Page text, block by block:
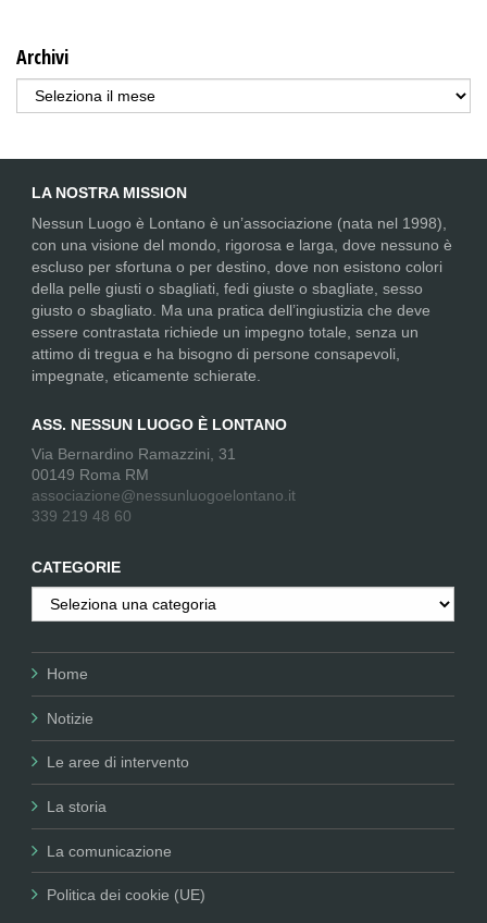
Archivi
Archivi
LA NOSTRA MISSION
Nessun Luogo è Lontano è un’associazione (nata nel 1998),
con una visione del mondo, rigorosa e larga, dove nessuno è
escluso per sfortuna o per destino, dove non esistono colori
della pelle giusti o sbagliati, fedi giuste o sbagliate, sesso
giusto o sbagliato. Ma una pratica dell’ingiustizia che deve
essere contrastata richiede un impegno totale, senza un
attimo di tregua e ha bisogno di persone consapevoli,
impegnate, eticamente schierate.
ASS. NESSUN LUOGO È LONTANO
Via Bernardino Ramazzini, 31
00149 Roma RM
associazione@nessunluogoelontano.it
339 219 48 60
CATEGORIE
Categorie
Home
Notizie
Le aree di intervento
La storia
La comunicazione
Politica dei cookie (UE)